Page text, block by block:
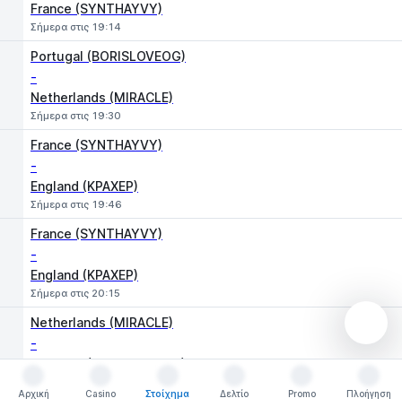
France (SYNTHAYVY)
Σήμερα στις 19:14
Portugal (BORISLOVEOG)
-
Netherlands (MIRACLE)
Σήμερα στις 19:30
France (SYNTHAYVY)
-
England (KPAXEP)
Σήμερα στις 19:46
France (SYNTHAYVY)
-
England (KPAXEP)
Σήμερα στις 20:15
Netherlands (MIRACLE)
-
Portugal (BORISLOVEOG)
Αρχική
Casino
Στοίχημα
Δελτίο
Promo
Πλοήγηση